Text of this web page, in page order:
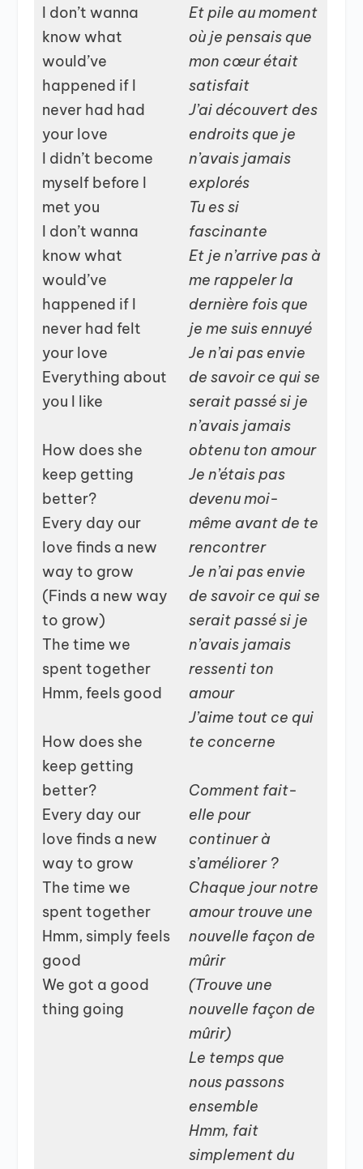
I don’t wanna
know what
would’ve
happened if I
never had had
your love
I didn’t become
myself before I
met you
I don’t wanna
know what
would’ve
happened if I
never had felt
your love
Everything about
you I like
How does she
keep getting
better?
Every day our
love finds a new
way to grow
(Finds a new way
to grow)
The time we
spent together
Hmm, feels good
How does she
keep getting
better?
Every day our
love finds a new
way to grow
The time we
spent together
Hmm, simply feels
good
We got a good
thing going
Et pile au moment
où je pensais que
mon cœur était
satisfait
J’ai découvert des
endroits que je
n’avais jamais
explorés
Tu es si
fascinante
Et je n’arrive pas à
me rappeler la
dernière fois que
je me suis ennuyé
Je n’ai pas envie
de savoir ce qui se
serait passé si je
n’avais jamais
obtenu ton amour
Je n’étais pas
devenu moi-
même avant de te
rencontrer
Je n’ai pas envie
de savoir ce qui se
serait passé si je
n’avais jamais
ressenti ton
amour
J’aime tout ce qui
te concerne
Comment fait-
elle pour
continuer à
s’améliorer ?
Chaque jour notre
amour trouve une
nouvelle façon de
mûrir
(Trouve une
nouvelle façon de
mûrir)
Le temps que
nous passons
ensemble
Hmm, fait
simplement du